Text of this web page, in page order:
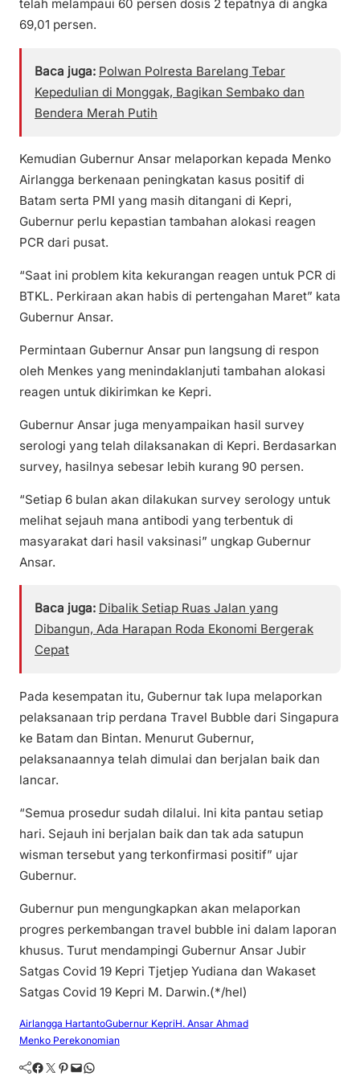
telah melampaui 60 persen dosis 2 tepatnya di angka
69,01 persen.
Baca juga: Polwan Polresta Barelang Tebar
Kepedulian di Monggak, Bagikan Sembako dan
Bendera Merah Putih
Kemudian Gubernur Ansar melaporkan kepada Menko
Airlangga berkenaan peningkatan kasus positif di
Batam serta PMI yang masih ditangani di Kepri,
Gubernur perlu kepastian tambahan alokasi reagen
PCR dari pusat.
“Saat ini problem kita kekurangan reagen untuk PCR di
BTKL. Perkiraan akan habis di pertengahan Maret” kata
Gubernur Ansar.
Permintaan Gubernur Ansar pun langsung di respon
oleh Menkes yang menindaklanjuti tambahan alokasi
reagen untuk dikirimkan ke Kepri.
Gubernur Ansar juga menyampaikan hasil survey
serologi yang telah dilaksanakan di Kepri. Berdasarkan
survey, hasilnya sebesar lebih kurang 90 persen.
“Setiap 6 bulan akan dilakukan survey serology untuk
melihat sejauh mana antibodi yang terbentuk di
masyarakat dari hasil vaksinasi” ungkap Gubernur
Ansar.
Baca juga: Dibalik Setiap Ruas Jalan yang
Dibangun, Ada Harapan Roda Ekonomi Bergerak
Cepat
Pada kesempatan itu, Gubernur tak lupa melaporkan
pelaksanaan trip perdana Travel Bubble dari Singapura
ke Batam dan Bintan. Menurut Gubernur,
pelaksanaannya telah dimulai dan berjalan baik dan
lancar.
“Semua prosedur sudah dilalui. Ini kita pantau setiap
hari. Sejauh ini berjalan baik dan tak ada satupun
wisman tersebut yang terkonfirmasi positif” ujar
Gubernur.
Gubernur pun mengungkapkan akan melaporkan
progres perkembangan travel bubble ini dalam laporan
khusus. Turut mendampingi Gubernur Ansar Jubir
Satgas Covid 19 Kepri Tjetjep Yudiana dan Wakaset
Satgas Covid 19 Kepri M. Darwin.(*/hel)
Airlangga HartantoGubernur KepriH. Ansar Ahmad
Menko Perekonomian
Facebook Twitter Pinterest Mail WhatsApp